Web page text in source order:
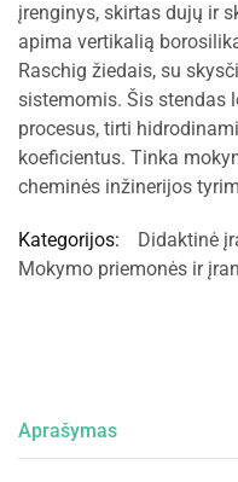
įrenginys, skirtas dujų ir
apima vertikalią
Raschig žiedais, su
sistemomis. Šis stendas
procesus, tirti
koeficientus. Tinka
cheminės inžinerijos
Kategorijos: Didaktinė
Mokymo priemonės ir
Aprašymas